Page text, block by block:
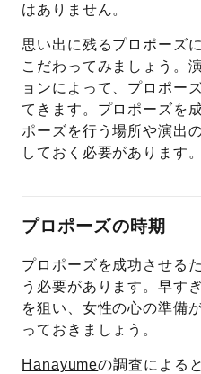
はありません。
思い出に残るプロポーズ
こだわってみましょう。
ョンによって、プロポー
てきます。プロポーズを
ポーズを行う場所や演出
しておく必要があります。
プロポーズの時期
プロポーズを成功させる
う必要があります。早す
を狙い、女性の心の準備
っておきましょう。
Hanayumeの調査による